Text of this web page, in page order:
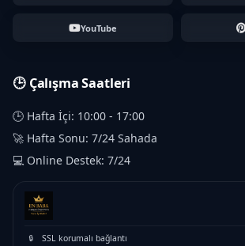
YouTube
🕒 Çalışma Saatleri
🕒 Hafta İçi: 10:00 - 17:00
🚀 Hafta Sonu: 7/24 Sahada
💻 Online Destek: 7/24
🔒 SSL korumalı bağlantı